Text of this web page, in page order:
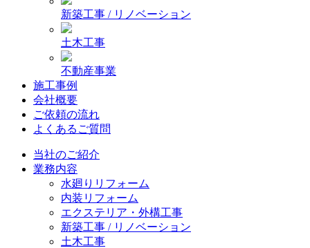
新築工事 / リノベーション
土木工事
不動産事業
施工事例
会社概要
ご依頼の流れ
よくあるご質問
当社のご紹介
業務内容
水廻りリフォーム
内装リフォーム
エクステリア・外構工事
新築工事 / リノベーション
土木工事